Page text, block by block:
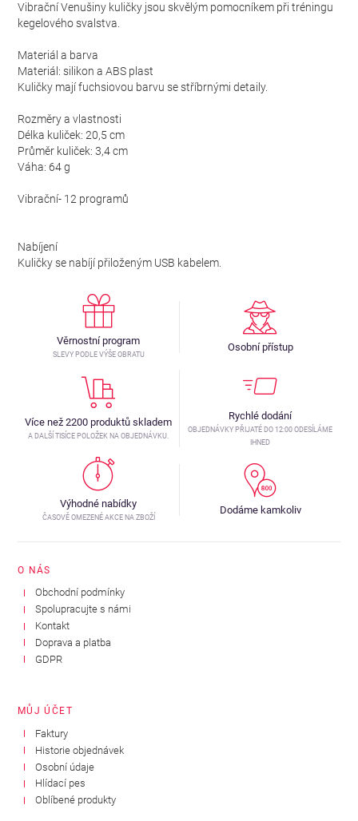
Vibrační Venušiny kuličky jsou skvělým pomocníkem při tréningu
kegelového svalstva.
Materiál a barva
Materiál: silikon a ABS plast
Kuličky mají fuchsiovou barvu se stříbrnými detaily.
Rozměry a vlastnosti
Délka kuliček: 20,5 cm
Průměr kuliček: 3,4 cm
Váha: 64 g
Vibrační- 12 programů
Nabíjení
Kuličky se nabíjí přiloženým USB kabelem.
Věrnostní program
SLEVY PODLE VÝŠE OBRATU
Osobní přístup
Více než 2200 produktů skladem
A DALŠÍ TISÍCE POLOŽEK NA OBJEDNÁVKU.
Rychlé dodání
OBJEDNÁVKY PŘIJATÉ DO 12:00 ODESÍLÁME
IHNED
Výhodné nabídky
ČASOVĚ OMEZENÉ AKCE NA ZBOŽÍ
Dodáme kamkoliv
O NÁS
Obchodní podmínky
Spolupracujte s námi
Kontakt
Doprava a platba
GDPR
MŮJ ÚČET
Faktury
Historie objednávek
Osobní údaje
Hlídací pes
Oblíbené produkty